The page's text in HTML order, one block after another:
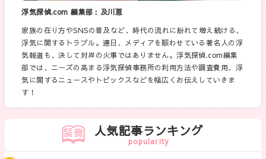
浮気探偵.com 編集部︰及川恵
家族の在り方やSNSの普及など、時代の流れに紛れて増え続ける、
浮気に関するトラブル。連日、メディアを賑わせている著名人の浮
気報道も、決して対岸の火事ではありません。浮気探偵.com編集
部では、ニーズの高まる浮気探偵事務所の利用方法や調査費用、浮
気に関するニュースやトピックスなどを幅広くお伝えしていきま
す！
人気記事ランキング
popularity